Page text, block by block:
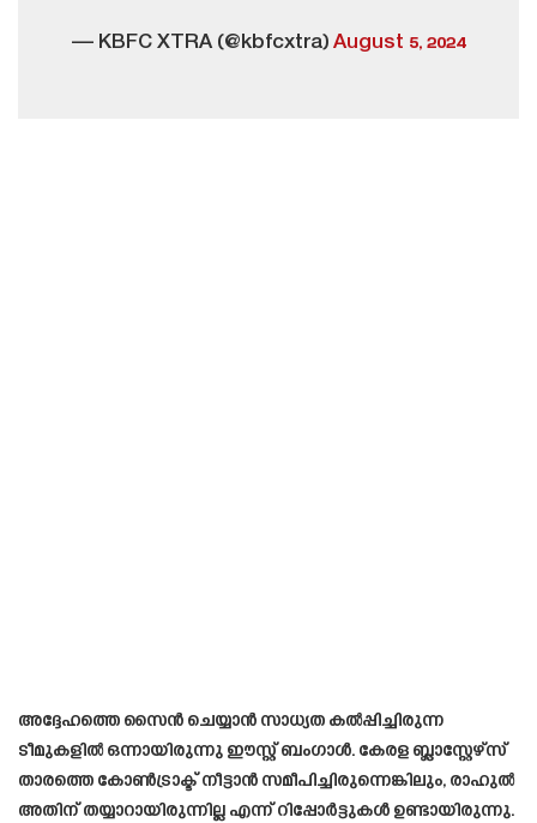
— KBFC XTRA (@kbfcxtra) August 5, 2024
അദ്ദേഹത്തെ സൈൻ ചെയ്യാൻ സാധ്യത കൽപ്പിച്ചിരുന്ന
ടീമുകളിൽ ഒന്നായിരുന്നു ഈസ്റ്റ് ബംഗാൾ. കേരള ബ്ലാസ്റ്റേഴ്സ്
താരത്തെ കോൺട്രാക്ട് നീട്ടാൻ സമീപിച്ചിരുന്നെങ്കിലും, രാഹുൽ
അതിന് തയ്യാറായിരുന്നില്ല എന്ന് റിപ്പോർട്ടുകൾ ഉണ്ടായിരുന്നു.